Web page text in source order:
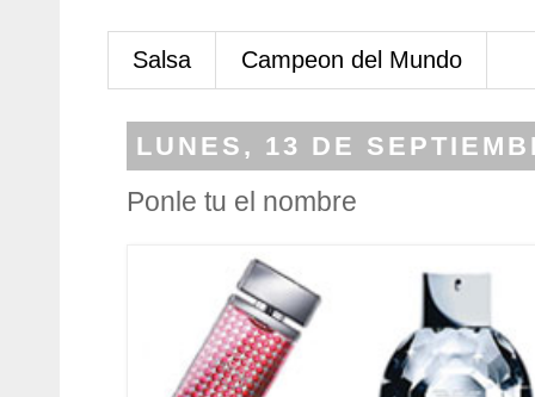
Salsa Campeon del Mundo
LUNES, 13 DE
Ponle tu el nombre